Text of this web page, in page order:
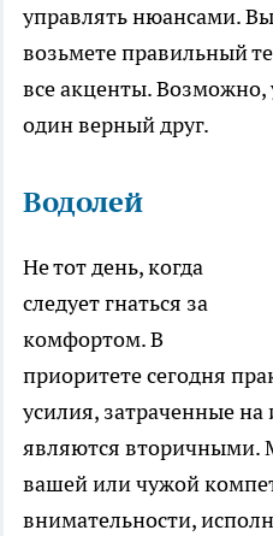
управлять нюансами.
возьмете правильный
все акценты. Возможно,
один верный друг.
Водолей
Не тот день, когда
следует гнаться за
комфортом. В
приоритете сегодня
усилия, затраченные на
являются вторичными.
вашей или чужой
внимательности,